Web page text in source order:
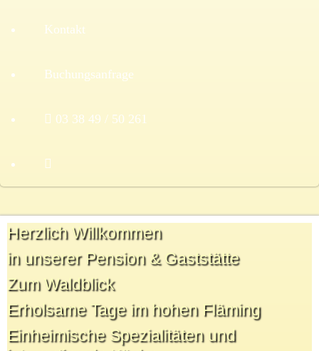
Kontakt
Buchungsanfrage
03 38 49 / 50 261
Herzlich Willkommen
in unserer Pension & Gaststätte
Zum Waldblick
Erholsame Tage im hohen Fläming
Einheimische Spezialitäten und